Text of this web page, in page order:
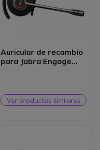
Auricular de recambio
para Jabra Engage
Ver productos similares